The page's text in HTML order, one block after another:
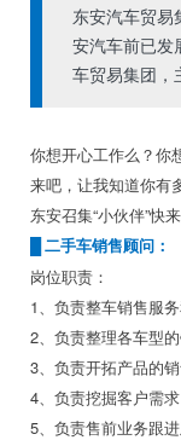
东安汽车贸易
安汽车前已发
车贸易集团，
你想开心工作么？你
来吧，让我知道你有
东安召集“小伙伴”快
█ 二手车销售顾问：
岗位职责：
1、负责整车销售服
2、负责整理各车型
3、负责开拓产品的
4、负责挖掘客户需
5、负责售前业务跟